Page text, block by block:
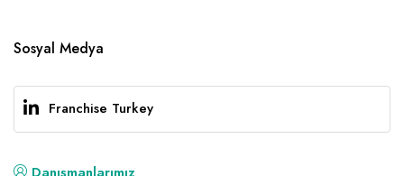
Sosyal Medya
Franchise Turkey